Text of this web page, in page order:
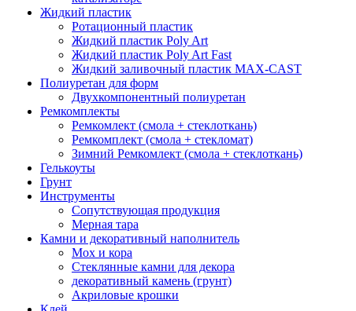
Жидкий пластик
Ротационный пластик
Жидкий пластик Poly Art
Жидкий пластик Poly Art Fast
Жидкий заливочный пластик MAX-CAST
Полиуретан для форм
Двухкомпонентный полиуретан
Ремкомплекты
Ремкомлект (смола + стеклоткань)
Ремкомплект (смола + стекломат)
Зимний Ремкомлект (смола + стеклоткань)
Гелькоуты
Грунт
Инструменты
Сопутствующая продукция
Мерная тара
Камни и декоративный наполнитель
Мох и кора
Стеклянные камни для декора
декоративный камень (грунт)
Акриловые крошки